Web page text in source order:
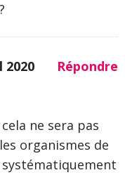
2020
Répondre
ne sera pas
organismes de